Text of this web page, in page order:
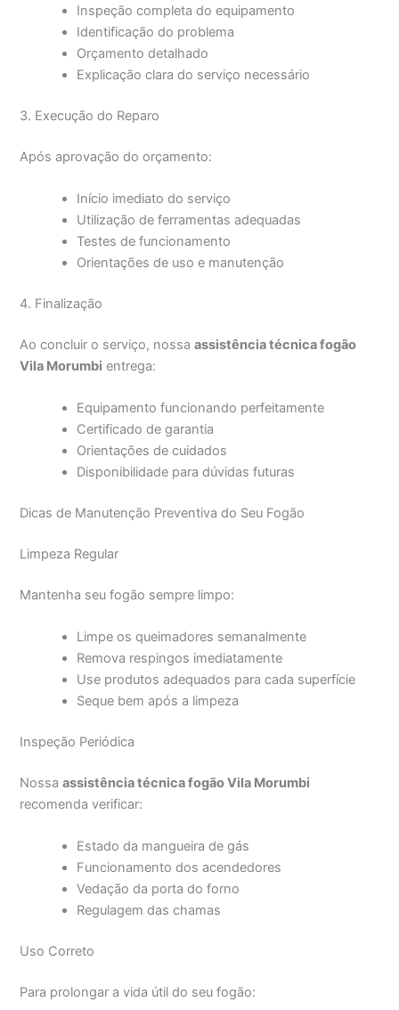
Inspeção completa do equipamento
Identificação do problema
Orçamento detalhado
Explicação clara do serviço necessário
3. Execução do Reparo
Após aprovação do orçamento:
Início imediato do serviço
Utilização de ferramentas adequadas
Testes de funcionamento
Orientações de uso e manutenção
4. Finalização
Ao concluir o serviço, nossaassistência técnica fogão
Vila Morumbi entrega:
Equipamento funcionando perfeitamente
Certificado de garantia
Orientações de cuidados
Disponibilidade para dúvidas futuras
Dicas de Manutenção Preventiva do Seu Fogão
Limpeza Regular
Mantenha seu fogão sempre limpo:
Limpe os queimadores semanalmente
Remova respingos imediatamente
Use produtos adequados para cada superfície
Seque bem após a limpeza
Inspeção Periódica
Nossaassistência técnica fogão Vila Morumbi
recomenda verificar:
Estado da mangueira de gás
Funcionamento dos acendedores
Vedação da porta do forno
Regulagem das chamas
Uso Correto
Para prolongar a vida útil do seu fogão: